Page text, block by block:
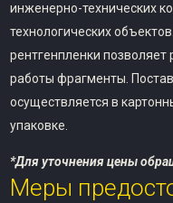
инженерно-технических
технологических
рентгенпленки
работы фрагменты.
осуществляется в
упаковке.
*Для уточнения цены
Меры